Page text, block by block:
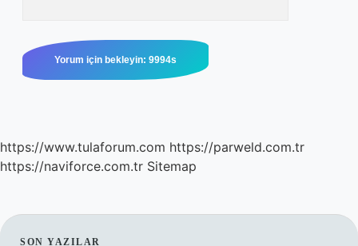
https://www.tulaforum.com https://parweld.com.tr
https://naviforce.com.tr Sitemap
SON YAZILAR